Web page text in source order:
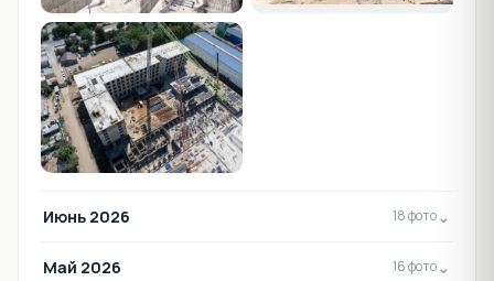
Июнь 2026 18 фото⌄
Май 2026 16 фото⌄